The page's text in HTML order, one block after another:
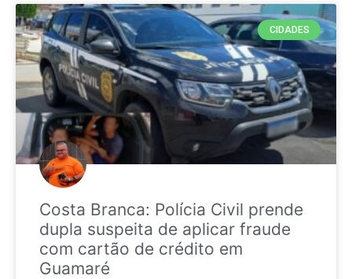
CIDADES
Costa Branca: Polícia Civil prende
dupla suspeita de aplicar fraude
com cartão de crédito em
Guamaré